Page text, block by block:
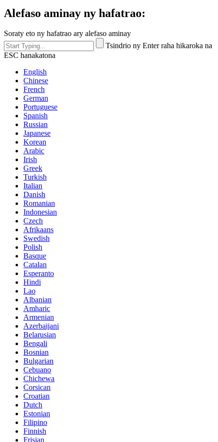
Alefaso aminay ny hafatrao:
Soraty eto ny hafatrao ary alefaso aminay
Tsindrio ny Enter raha hikaroka na
ESC hanakatona
English
Chinese
French
German
Portuguese
Spanish
Russian
Japanese
Korean
Arabic
Irish
Greek
Turkish
Italian
Danish
Romanian
Indonesian
Czech
Afrikaans
Swedish
Polish
Basque
Catalan
Esperanto
Hindi
Lao
Albanian
Amharic
Armenian
Azerbaijani
Belarusian
Bengali
Bosnian
Bulgarian
Cebuano
Chichewa
Corsican
Croatian
Dutch
Estonian
Filipino
Finnish
Frisian